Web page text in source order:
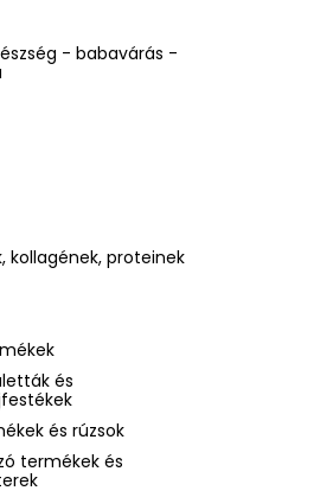
- babavárás -
kollagének, proteinek
és
és rúzsok
termékek és